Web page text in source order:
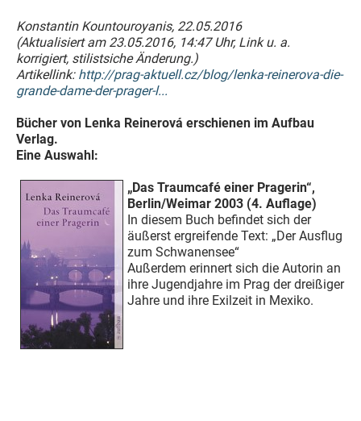
Konstantin Kountouroyanis, 22.05.2016
(Aktualisiert am 23.05.2016, 14:47 Uhr, Link u. a.
korrigiert, stilistsiche Änderung.)
Artikellink: http://prag-aktuell.cz/blog/lenka-reinerova-die-
grande-dame-der-prager-l...
Bücher von Lenka Reinerová erschienen im Aufbau
Verlag.
Eine Auswahl:
„Das Traumcafé einer Pragerin“,
Berlin/Weimar 2003 (4. Auflage)
In diesem Buch befindet sich der
äußerst ergreifende Text: „Der Ausflug
zum Schwanensee“
Außerdem erinnert sich die Autorin an
ihre Jugendjahre im Prag der dreißiger
Jahre und ihre Exilzeit in Mexiko.